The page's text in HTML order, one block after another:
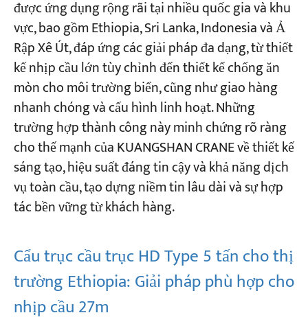
được ứng dụng rộng rãi tại nhiều quốc gia và khu
vực, bao gồm Ethiopia, Sri Lanka, Indonesia và Ả
Rập Xê Út, đáp ứng các giải pháp đa dạng, từ thiết
kế nhịp cầu lớn tùy chỉnh đến thiết kế chống ăn
mòn cho môi trường biển, cũng như giao hàng
nhanh chóng và cấu hình linh hoạt. Những
trường hợp thành công này minh chứng rõ ràng
cho thế mạnh của KUANGSHAN CRANE về thiết kế
sáng tạo, hiệu suất đáng tin cậy và khả năng dịch
vụ toàn cầu, tạo dựng niềm tin lâu dài và sự hợp
tác bền vững từ khách hàng.
Cẩu trục cầu trục HD Type 5 tấn cho thị
trường Ethiopia: Giải pháp phù hợp cho
nhịp cầu 27m